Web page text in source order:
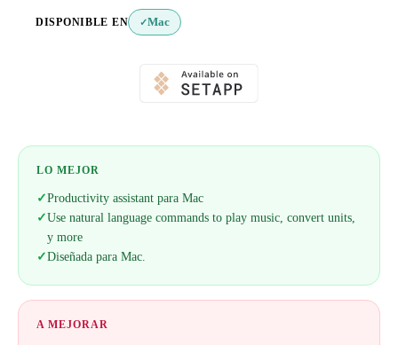
DISPONIBLE EN ✓Mac
LO MEJOR
✓Productivity assistant para Mac
✓Use natural language commands to play music, convert units,
y more
✓Diseñada para Mac.
A MEJORAR